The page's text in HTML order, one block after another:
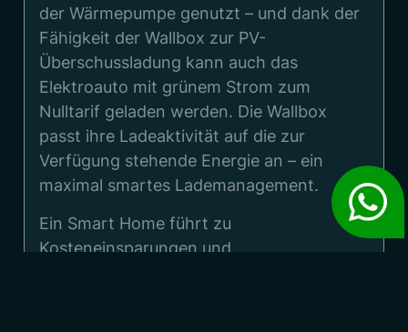
der Wärmepumpe genutzt – und dank der
Fähigkeit der Wallbox zur PV-
Überschussladung kann auch das
Elektroauto mit grünem Strom zum
Nulltarif geladen werden. Die Wallbox
passt ihre Ladeaktivität auf die zur
Verfügung stehende Energie an – ein
maximal smartes Lademanagement.
Ein Smart Home führt zu
Kosteneinsparungen und